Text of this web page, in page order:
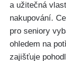
a užitečná
nakupování.
pro seniory
ohledem na
zajišťuje